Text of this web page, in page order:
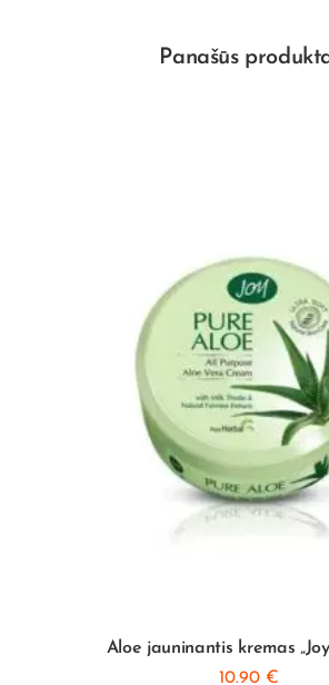
Panašūs
Aloe jauninantis kremas
10.90 €